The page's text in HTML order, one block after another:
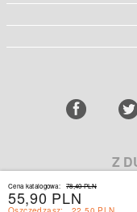
Cena katalogowa: 78,40 PLN
55,90 PLN
Z